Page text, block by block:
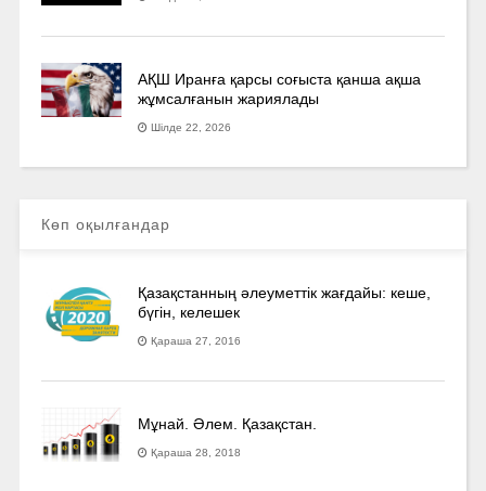
АҚШ Иранға қарсы соғыста қанша ақша
жұмсалғанын жариялады
Шілде 22, 2026
Көп оқылғандар
Қазақстанның әлеуметтік жағдайы: кеше,
бүгін, келешек
Қараша 27, 2016
Мұнай. Әлем. Қазақстан.
Қараша 28, 2018